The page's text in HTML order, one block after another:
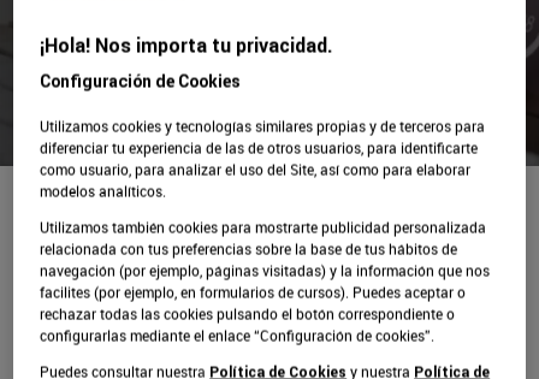
Asociado
Inicio Programas
Elige tu titulación
¡Hola! Nos importa tu privacidad.
Configuración de Cookies
Utilizamos cookies y tecnologías similares propias y de terceros para
diferenciar tu experiencia de las de otros usuarios, para identificarte
como usuario, para analizar el uso del Site, así como para elaborar
modelos analíticos.
Utilizamos también cookies para mostrarte publicidad personalizada
relacionada con tus preferencias sobre la base de tus hábitos de
navegación (por ejemplo, páginas visitadas) y la información que nos
facilites (por ejemplo, en formularios de cursos). Puedes aceptar o
rechazar todas las cookies pulsando el botón correspondiente o
configurarlas mediante el enlace “Configuración de cookies”.
Puedes consultar nuestra Política de Cookies y nuestra Política de